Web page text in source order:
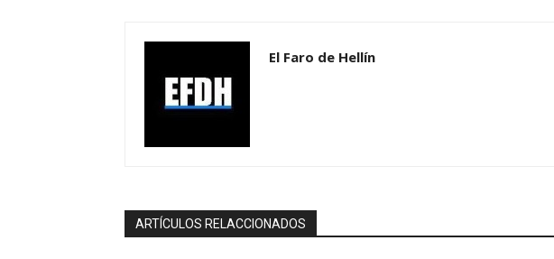
El Faro de Hellín
ARTÍCULOS RELACCIONADOS